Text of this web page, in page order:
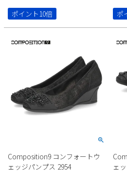
ポイント10倍
ポ
Composition9 コンフォートウ
ェッジパンプス 2954
ェ